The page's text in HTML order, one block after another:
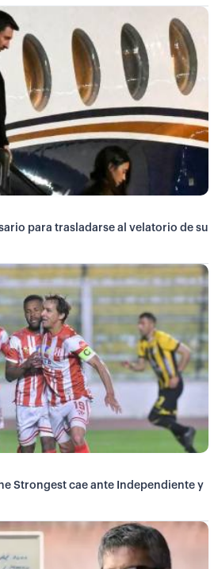
para trasladarse al velatorio de su
Strongest cae ante Independiente y